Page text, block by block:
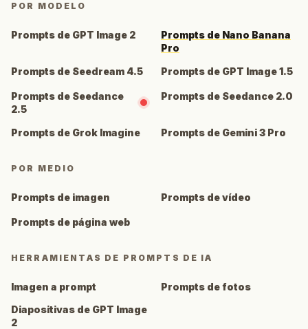
POR MODELO
Prompts de GPT Image 2
Prompts de Nano Banana
Pro
Prompts de Seedream 4.5
Prompts de GPT Image 1.5
Prompts de Seedance
2.5
Prompts de Seedance 2.0
Prompts de Grok Imagine Prompts de Gemini 3 Pro
POR MEDIO
Prompts de imagen Prompts de vídeo
Prompts de página web
HERRAMIENTAS DE PROMPTS DE IA
Imagen a prompt
Prompts de fotos
Diapositivas de GPT Image
2